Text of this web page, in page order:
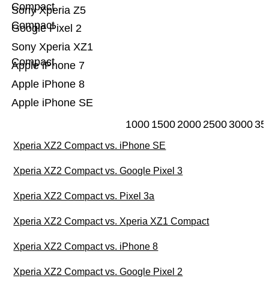
Apple iPhone SE
Apple iPhone 8
Apple iPhone 7
Sony Xperia XZ1
Compact
Google Pixel 2
Sony Xperia Z5
Compact
Compact
1000 1500200025003000
Xperia XZ2 Compact vs. iPhone SE
Xperia XZ2 Compact vs. Google Pixel 3
Xperia XZ2 Compact vs. Pixel 3a
Xperia XZ2 Compact vs. Xperia XZ1 Compact
Xperia XZ2 Compact vs. iPhone 8
Xperia XZ2 Compact vs. Google Pixel 2